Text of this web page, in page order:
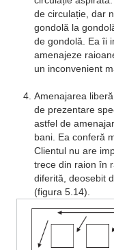
de circulație, dar
gondolă la
de gondolă. Ea îi
amenajeze
un inconvenient
Amenajarea
de prezentare
astfel de
bani. Ea conferă
Clientul nu are
trece din raion în
diferită, deosebit
(figura 5.14).